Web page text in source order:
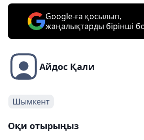
Google-ға қосылып,
жаңалықтарды бірінші
Айдос Қали
Шымкент
Оқи отырыңыз